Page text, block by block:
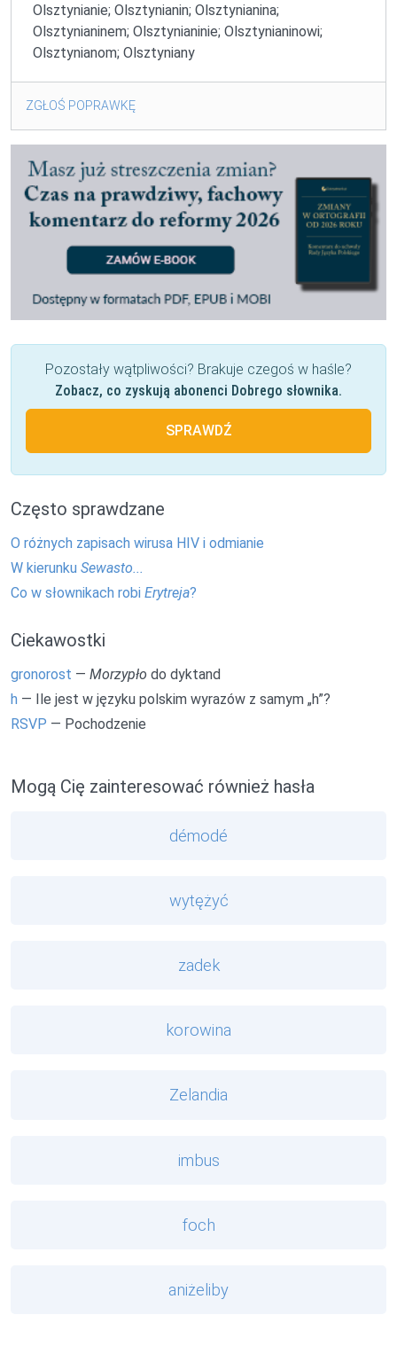
Olsztynianie; Olsztynianin; Olsztynianina;
Olsztynianinem; Olsztynianinie; Olsztynianinowi;
Olsztynianom; Olsztyniany
ZGŁOŚ POPRAWKĘ
Pozostały wątpliwości? Brakuje czegoś w haśle?
Zobacz, co zyskują abonenci Dobrego słownika.
SPRAWDŹ
Często sprawdzane
O różnych zapisach wirusa HIV i odmianie
W kierunku Sewasto...
Co w słownikach robi Erytreja?
Ciekawostki
gronorost — Morzypło do dyktand
h — Ile jest w języku polskim wyrazów z samym „h”?
RSVP — Pochodzenie
Mogą Cię zainteresować również hasła
démodé
wytężyć
zadek
korowina
Zelandia
imbus
foch
aniżeliby